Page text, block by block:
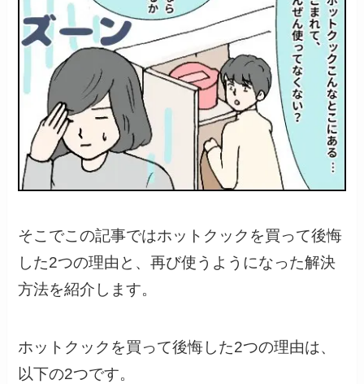
そこでこの記事ではホットクックを買って後悔
した2つの理由と、再び使うようになった解決
方法を紹介します。
ホットクックを買って後悔した2つの理由は、
以下の2つです。